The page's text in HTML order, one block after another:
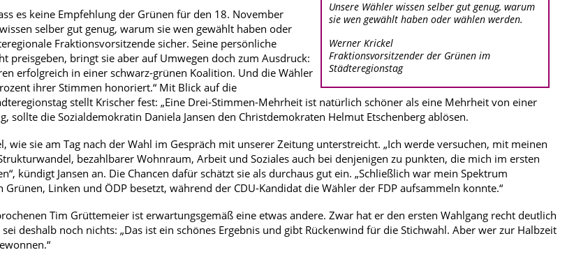
Unsere Wähler wissen selber gut genug, warum
sie wen gewählt haben oder wählen werden.
Werner Krickel
Fraktionsvorsitzender der Grünen im
Städteregionstag
es keine Empfehlung der Grünen für den 18. November
selber gut genug, warum sie wen gewählt haben oder
Fraktionsvorsitzende sicher. Seine persönliche
preisgeben, bringt sie aber auf Umwegen doch zum Ausdruck:
erfolgreich in einer schwarz-grünen Koalition. Und die Wähler
ihrer Stimmen honoriert.“ Mit Blick auf die
stellt Krischer fest: „Eine Drei-Stimmen-Mehrheit ist natürlich schöner als eine Mehrheit von einer
sollte die Sozialdemokratin Daniela Jansen den Christdemokraten Helmut Etschenberg ablösen.
wie sie am Tag nach der Wahl im Gespräch mit unserer Zeitung unterstreicht. „Ich werde versuchen, mit meinen
bezahlbarer Wohnraum, Arbeit und Soziales auch bei denjenigen zu punkten, die mich im ersten
kündigt Jansen an. Die Chancen dafür schätzt sie als durchaus gut ein. „Schließlich war mein Spektrum
Linken und ÖDP besetzt, während der CDU-Kandidat die Wähler der FDP aufsammeln konnte.“
Tim Grüttemeier ist erwartungsgemäß eine etwas andere. Zwar hat er den ersten Wahlgang recht deutlich
deshalb noch nichts: „Das ist ein schönes Ergebnis und gibt Rückenwind für die Stichwahl. Aber wer zur Halbzeit